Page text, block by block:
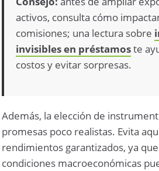
activos, consulta cómo
comisiones; una lectura sobre
invisibles en préstamoste
costos y evitar sorpresas.
Además, la elección de
promesas poco realistas. Evita
rendimientos garantizados, ya
condiciones macroeconómicas